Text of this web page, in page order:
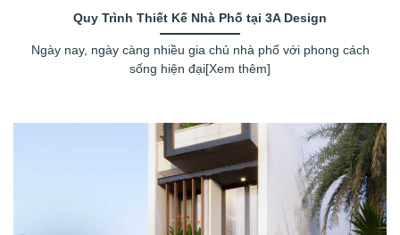
Quy Trình Thiết Kế Nhà Phố tại 3A Design
Ngày nay, ngày càng nhiều gia chủ nhà phố với phong cách
sống hiện đại[Xem thêm]